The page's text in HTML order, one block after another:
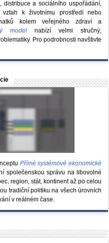
distribuce a sociálního uspořádání,
k životnímu prostředí nebo
kolem veřejného zdraví a
model nabízí velmi stručný,
Pro podrobnosti navštivte
Přímé systémové ekonomické
společenskou správu na libovolné
region, stát, kontinent až po celou
tradiční politiku na všech úrovních
v reálném čase.